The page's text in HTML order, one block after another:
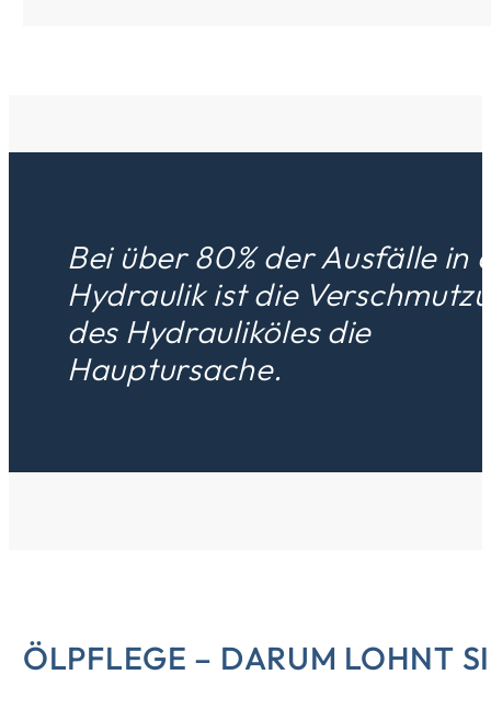
Bei über 80% der Ausfälle in
Hydraulik ist die
des Hydrauliköles die
Hauptursache.
ÖLPFLEGE – DARUM LOHNT